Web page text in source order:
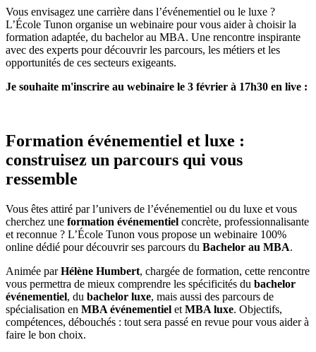
Vous envisagez une carrière dans l’événementiel ou le luxe ?
L’École Tunon organise un webinaire pour vous aider à choisir la
formation adaptée, du bachelor au MBA. Une rencontre inspirante
avec des experts pour découvrir les parcours, les métiers et les
opportunités de ces secteurs exigeants.
Je souhaite m'inscrire au webinaire le 3 février à 17h30 en live :
Formation événementiel et luxe :
construisez un parcours qui vous
ressemble
Vous êtes attiré par l’univers de l’événementiel ou du luxe et vous
cherchez une formation événementiel concrète, professionnalisante
et reconnue ? L’École Tunon vous propose un webinaire 100%
online dédié pour découvrir ses parcours du Bachelor au MBA.
Animée parHélène Humbert, chargée de formation, cette rencontre
vous permettra de mieux comprendre les spécificités du bachelor
événementiel, du bachelor luxe, mais aussi des parcours de
spécialisation en MBA événementiel et MBA luxe. Objectifs,
compétences, débouchés : tout sera passé en revue pour vous aider à
faire le bon choix.